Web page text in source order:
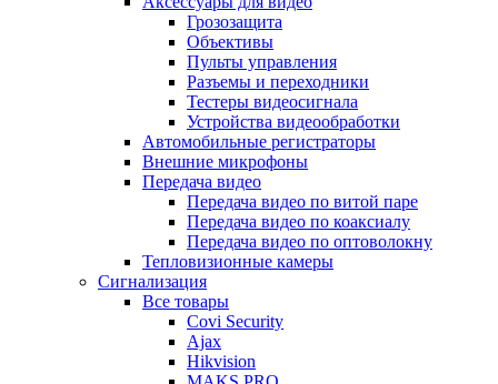
Грозозащита
Объективы
Пульты управления
Разъемы и переходники
Тестеры видеосигнала
Устройства видеообработки
Автомобильные регистраторы
Внешние микрофоны
Передача видео
Передача видео по витой паре
Передача видео по коаксиалу
Передача видео по оптоволокну
Тепловизионные камеры
Сигнализация
Все товары
Covi Security
Ajax
Hikvision